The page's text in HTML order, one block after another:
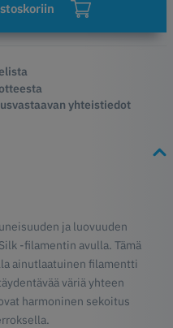
yhteistiedot
ja luovuuden
-filamentin avulla. Tämä
ainutlaatuinen filamentti
väriä yhteen
harmoninen sekoitus